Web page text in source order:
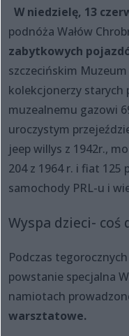
W niedzielę, 13
podnóża Wałów
zabytkowych
szczecińskim
kolekcjonerzy starych
muzealnemu gazowi
uroczystym
jeep willys z 1942r.,
204 z 1964 r. i fiat 125
samochody PRL-u i
Wyspa dzieci- coś
Podczas
powstanie specjalna
namiotach
warsztatowe.